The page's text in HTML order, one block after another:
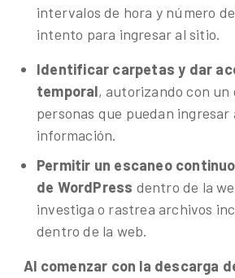
intervalos de hora y número
intento para ingresar al sitio.
Identificar carpetas y dar
temporal, autorizando con un
personas que puedan ingresar
información.
Permitir un escaneo
de WordPress dentro de la
investiga o rastrea archivos
dentro de la web.
Al comenzar con la descarga